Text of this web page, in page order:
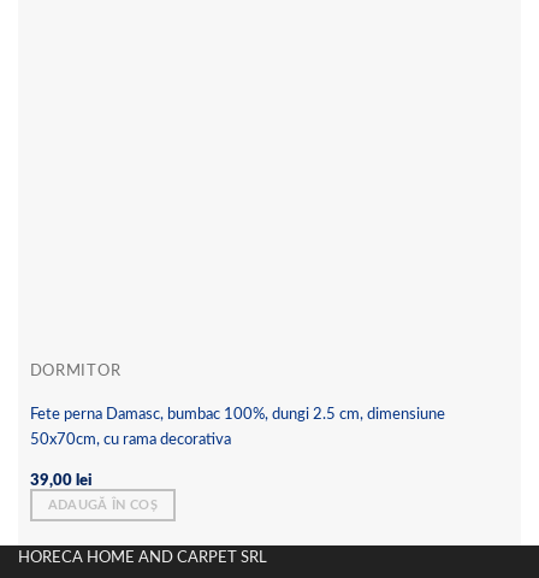
DORMITOR
Fete perna Damasc, bumbac 100%, dungi 2.5 cm, dimensiune
50x70cm, cu rama decorativa
39,00 lei
ADAUGĂ ÎN COȘ
HORECA HOME AND CARPET SRL